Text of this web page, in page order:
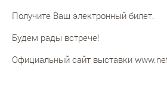
Получите Ваш электронный билет.
Будем рады встрече!
Официальный сайт выставки